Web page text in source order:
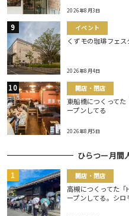
2026年8月3日
イベント
くずモの珈琲フェ
2026年8月4日
開店・閉店
東船橋につくって
ープンしてる
2026年8月5日
ひらつー月間
開店・閉店
高槻につくってた
ープンしてる。シ